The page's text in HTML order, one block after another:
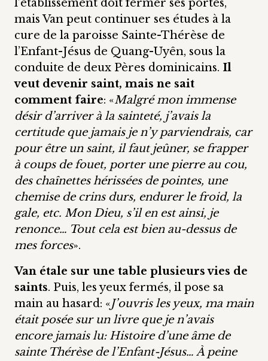
l’établissement doit fermer ses portes,
mais Van peut continuer ses études à la
cure de la paroisse Sainte-Thérèse de
l’Enfant-Jésus de Quang-Uyên, sous la
conduite de deux Pères dominicains. Il
veut devenir saint, mais ne sait
comment faire: «Malgré mon immense
désir d’arriver à la sainteté, j’avais la
certitude que jamais je n’y parviendrais, car
pour être un saint, il faut jeûner, se frapper
à coups de fouet, porter une pierre au cou,
des chaînettes hérissées de pointes, une
chemise de crins durs, endurer le froid, la
gale, etc. Mon Dieu, s’il en est ainsi, je
renonce… Tout cela est bien au-dessus de
mes forces».
Van étale sur une table plusieurs vies de
saints. Puis, les yeux fermés, il pose sa
main au hasard: «J’ouvris les yeux, ma main
était posée sur un livre que je n’avais
encore jamais lu: Histoire d’une âme de
sainte Thérèse de l’Enfant-Jésus… À peine